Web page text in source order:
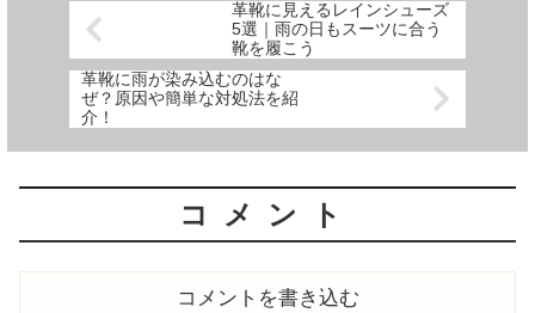
革靴に見えるレインシューズ
5選｜雨の日もスーツに合う
靴を履こう
革靴に雨が染み込むのはな
ぜ？原因や簡単な対処法を紹
介！
コメント
コメントを書き込む